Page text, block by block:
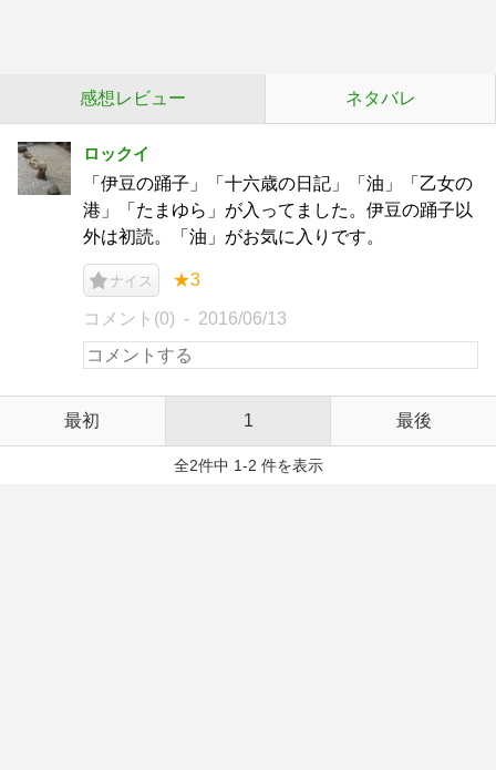
感想レビュー ネタバレ
ロックイ
「伊豆の踊子」「十六歳の日記」「油」「乙女の
港」「たまゆら」が入ってました。伊豆の踊子以
外は初読。「油」がお気に入りです。
ナイス ★3
コメント(0) 2016/06/13
最初 1 最後
全2件中 1-2 件を表示